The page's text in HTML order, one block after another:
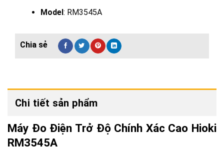
Model: RM3545A
Chi tiết sản phẩm
Máy Đo Điện Trở Độ Chính Xác Cao Hioki
RM3545A